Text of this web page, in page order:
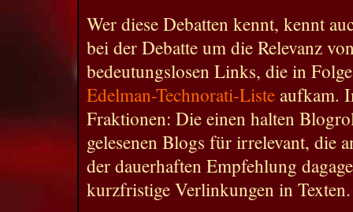
Wer diese Debatten kennt, kennt
bei der Debatte um die Relevanz
bedeutungslosen Links, die in
Edelman-Technorati-Liste aufkam.
Fraktionen: Die einen halten
gelesenen Blogs für irrelevant, die
der dauerhaften Empfehlung
kurzfristige Verlinkungen in Texten.